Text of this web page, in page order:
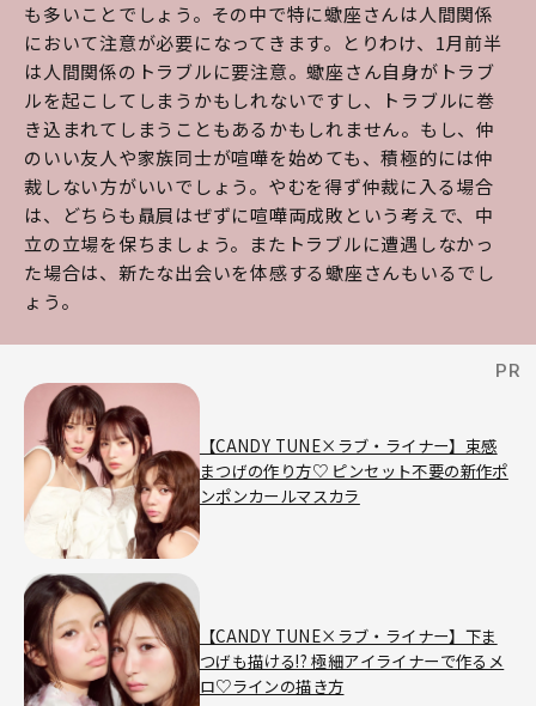
も多いことでしょう。その中で特に蠍座さんは人間関係
において注意が必要になってきます。とりわけ、1月前半
は人間関係のトラブルに要注意。蠍座さん自身がトラブ
ルを起こしてしまうかもしれないですし、トラブルに巻
き込まれてしまうこともあるかもしれません。もし、仲
のいい友人や家族同士が喧嘩を始めても、積極的には仲
裁しない方がいいでしょう。やむを得ず仲裁に入る場合
は、どちらも贔屓はぜずに喧嘩両成敗という考えで、中
立の立場を保ちましょう。またトラブルに遭遇しなかっ
た場合は、新たな出会いを体感する蠍座さんもいるでし
ょう。
【CANDY TUNE×ラブ・ライナー】束感
まつげの作り方♡ ピンセット不要の新作ポ
ンポンカールマスカラ
【CANDY TUNE×ラブ・ライナー】下ま
つげも描ける!? 極細アイライナーで作るメ
ロ♡ラインの描き方